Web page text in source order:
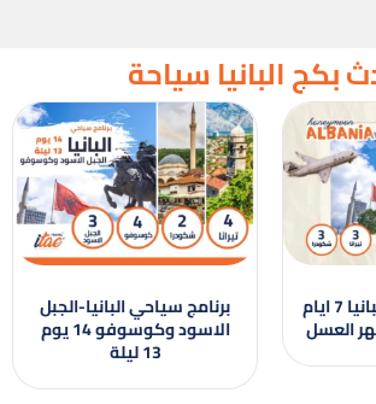
بكج البانيا سياحة
بكج شهر العسل البانيا 7 ايام برنامج سياحي البانيا-الجبل
الاسود وكوسوفو 14 يوم
13 ليلة